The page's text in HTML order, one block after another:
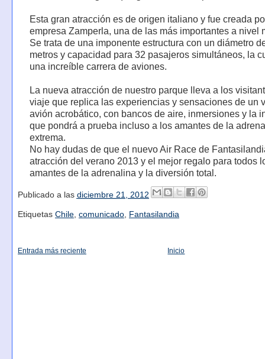
Esta gran atracción es de origen italiano y fue creada
empresa Zamperla, una de las más importantes a nivel
Se trata de una imponente estructura con un diámetro
metros y capacidad para 32 pasajeros simultáneos, la
una increíble carrera de aviones.
La nueva atracción de nuestro parque lleva a los
viaje que replica las experiencias y sensaciones de un
avión acrobático, con bancos de aire, inmersiones y la
que pondrá a prueba incluso a los amantes de la
extrema.
No hay dudas de que el nuevo Air Race de
atracción del verano 2013 y el mejor regalo para todos
amantes de la adrenalina y la diversión total.
Publicado a las diciembre 21, 2012
Etiquetas Chile, comunicado, Fantasilandia
Entrada más reciente Inicio